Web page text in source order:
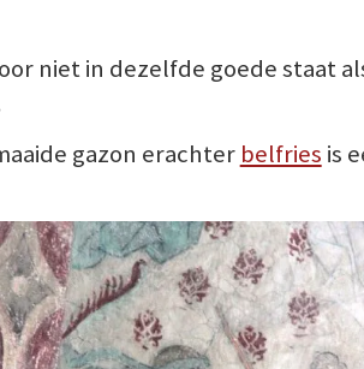
niet in dezelfde goede staat
gazon erachter belfries is